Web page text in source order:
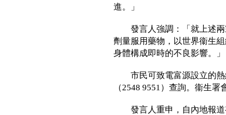
進。」
發言人強調：「就上述兩
劑量服用藥物，以世界衞生
身體構成即時的不良影響。」
市民可致電富源設立的熱
（2548 9551）查詢。衞生
發言人重申，自內地報道